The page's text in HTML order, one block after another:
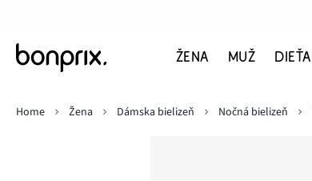
ŽENA MUŽ DIEŤA
Home
Žena Dámska bielizeň Nočná bielizeň